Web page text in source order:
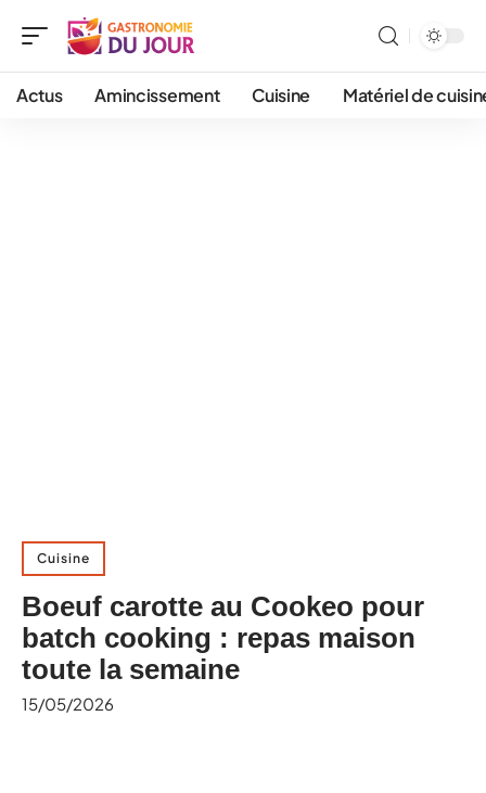
Actus Amincissement Cuisine Matériel de
Cuisine
Boeuf carotte au Cookeo pour
batch cooking : repas maison
toute la semaine
15/05/2026